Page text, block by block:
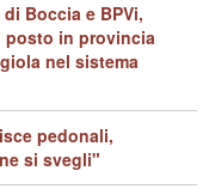
Boccia e BPVi,
posto in provincia
nel sistema
pedonali,
si svegli"